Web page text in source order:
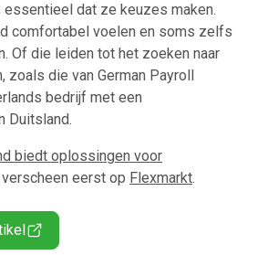
dat ze keuzes maken.
comfortabel voelen en soms zelfs
Of die leiden tot het zoeken naar
zoals die van German Payroll
bedrijf met een
Duitsland.
biedt oplossingen voor
verscheen eerst op Flexmarkt.